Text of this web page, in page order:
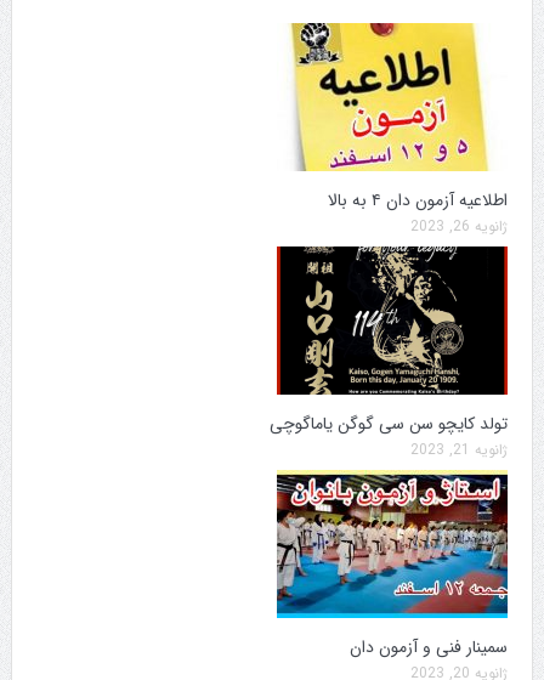
اطلاعیه آزمون دان ۴ به بالا
ژانویه 26, 2023
تولد کایچو سن سی گوگن یاماگوچی
ژانویه 21, 2023
سمینار فنی و آزمون دان
ژانویه 20, 2023